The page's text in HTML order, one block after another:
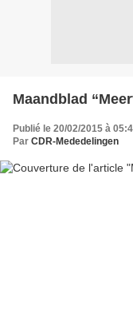
Maandblad
Publié le 20/02/2015 à
Par CDR-Mededelingen